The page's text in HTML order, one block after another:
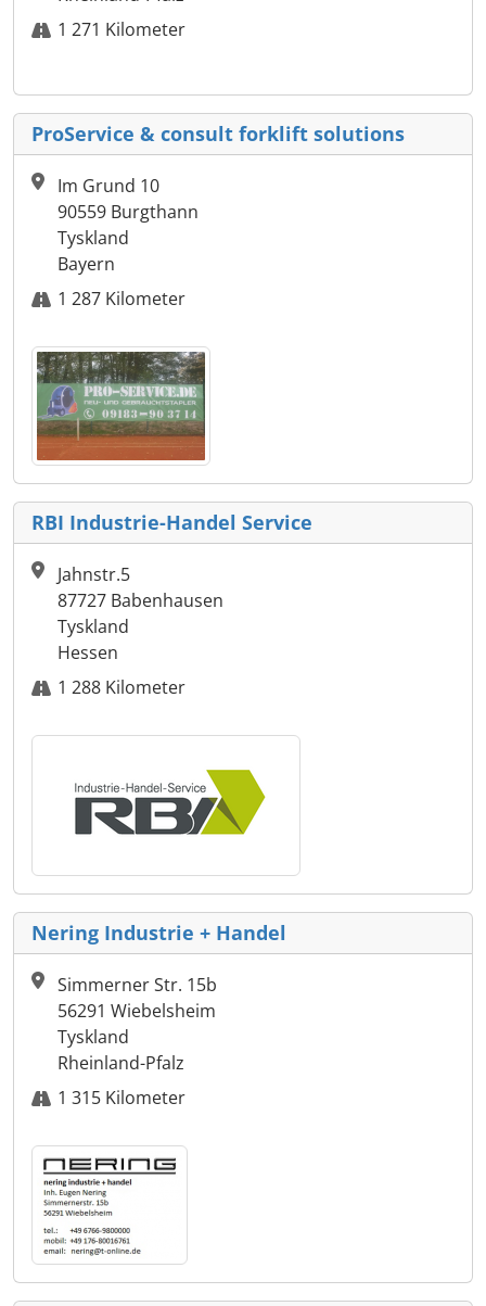
1 271 Kilometer
ProService & consult forklift solutions
Im Grund 10
90559 Burgthann
Tyskland
Bayern
1 287 Kilometer
RBI Industrie-Handel Service
Jahnstr.5
87727 Babenhausen
Tyskland
Hessen
1 288 Kilometer
Nering Industrie + Handel
Simmerner Str. 15b
56291 Wiebelsheim
Tyskland
Rheinland-Pfalz
1 315 Kilometer